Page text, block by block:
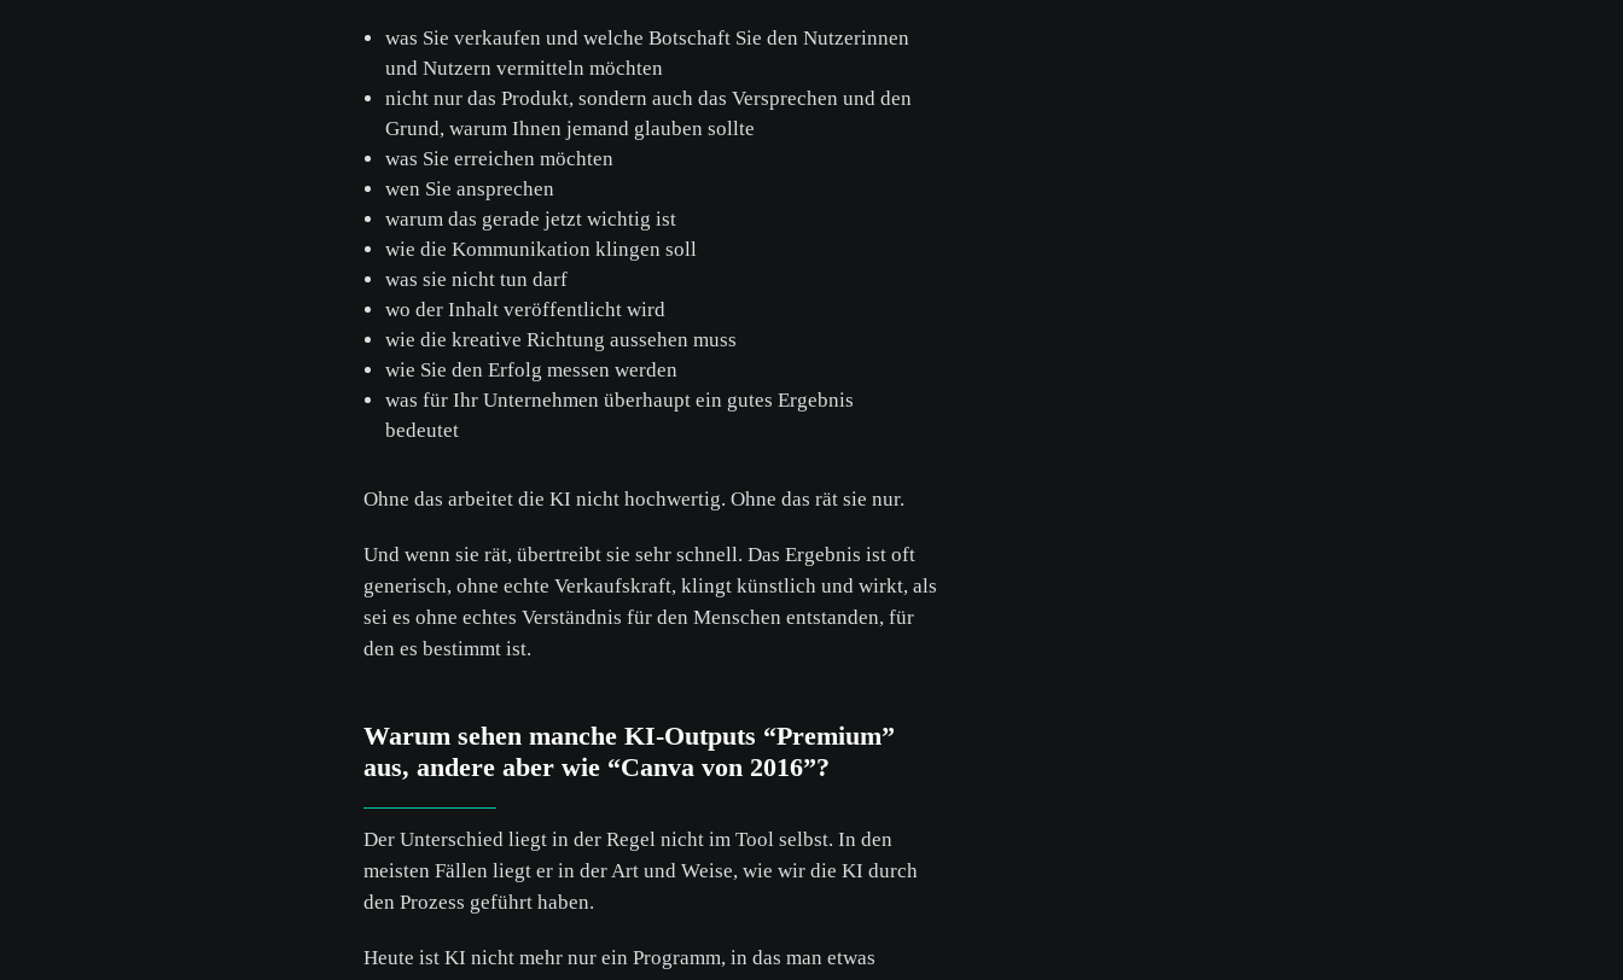
was Sie verkaufen und welche Botschaft Sie den Nutzerinnen
und Nutzern vermitteln möchten
nicht nur das Produkt, sondern auch das Versprechen und den
Grund, warum Ihnen jemand glauben sollte
was Sie erreichen möchten
wen Sie ansprechen
warum das gerade jetzt wichtig ist
wie die Kommunikation klingen soll
was sie nicht tun darf
wo der Inhalt veröffentlicht wird
wie die kreative Richtung aussehen muss
wie Sie den Erfolg messen werden
was für Ihr Unternehmen überhaupt ein gutes Ergebnis
bedeutet
Ohne das arbeitet die KI nicht hochwertig. Ohne das rät sie nur.
Und wenn sie rät, übertreibt sie sehr schnell. Das Ergebnis ist oft
generisch, ohne echte Verkaufskraft, klingt künstlich und wirkt, als
sei es ohne echtes Verständnis für den Menschen entstanden, für
den es bestimmt ist.
Warum sehen manche KI-Outputs “Premium”
aus, andere aber wie “Canva von 2016”?
Der Unterschied liegt in der Regel nicht im Tool selbst. In den
meisten Fällen liegt er in der Art und Weise, wie wir die KI durch
den Prozess geführt haben.
Heute ist KI nicht mehr nur ein Programm, in das man etwas